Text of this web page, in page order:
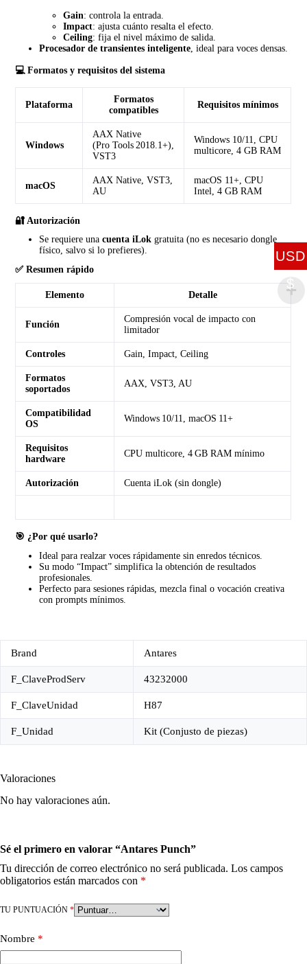
Gain: controla la entrada.
Impact: ajusta cuánto resalta el efecto.
Ceiling: fija el nivel máximo de salida.
Procesador de transientes inteligente, ideal para voces densas.
💻 Formatos y requisitos del sistema
Plataforma
Formatos
compatibles
Requisitos mínimos
Windows
AAX Native
(Pro Tools 2018.1+),
VST3
Windows 10/11, CPU
multicore, 4 GB RAM
macOS
AAX Native, VST3,
AU
macOS 11+, CPU
Intel, 4 GB RAM
🔐 Autorización
Se requiere unacuenta iLok gratuita (no es necesario dongle
físico, salvo si lo prefieres).
✅ Resumen rápido
Elemento Detalle
Función
Compresión vocal de impacto con
limitador
Controles Gain, Impact, Ceiling
Formatos
soportados
AAX, VST3, AU
Compatibilidad
OS
Windows 10/11, macOS 11+
Requisitos
hardware
CPU multicore, 4 GB RAM mínimo
Autorización Cuenta iLok (sin dongle)
🎯 ¿Por qué usarlo?
Ideal para realzar voces rápidamente sin enredos técnicos.
Su modo “Impact” simplifica la obtención de resultados
profesionales.
Perfecto para sesiones rápidas, mezcla final o vocación creativa
con prompts mínimos.
Brand Antares
F_ClaveProdServ 43232000
F_ClaveUnidad H87
F_Unidad Kit (Conjusto de piezas)
Valoraciones
No hay valoraciones aún.
Sé el primero en valorar “Antares Punch”
Tu dirección de correo electrónico no será publicada. Los campos
obligatorios están marcados con *
TU PUNTUACIÓN *
Nombre *
USD
$